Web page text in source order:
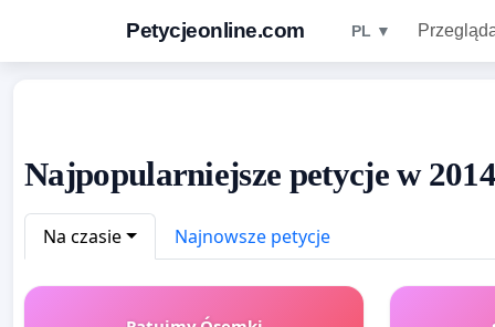
Petycjeonline.com PL ▼
Najpopularniejsze petycje w
Na czasie Najnowsze petycje